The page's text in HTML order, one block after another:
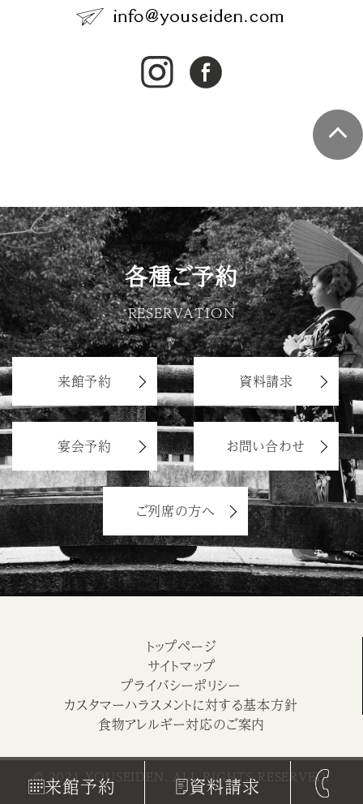
来館予約 資料請求
各種ご予約
RESERVATION
来館予約 資料請求
宴会予約 お問い合わせ
ご列席の方へ
トップページ
サイトマップ
プライバシーポリシー
カスタマーハラスメントに対する基本方針
食物アレルギー対応のご案内
© 2021 YOUSEIDEN. ALL RIGHTS RESERVED.